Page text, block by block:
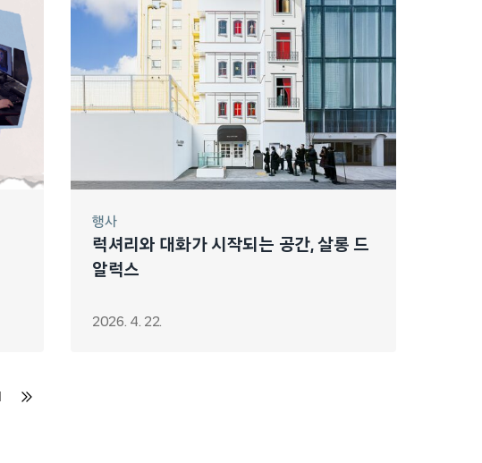
행사
럭셔리와 대화가 시작되는 공간, 살롱 드
알럭스
2026. 4. 22.
다음